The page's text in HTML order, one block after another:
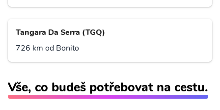
Tangara Da Serra (TGQ)
726 km od Bonito
Vše, co budeš potřebovat na cestu.